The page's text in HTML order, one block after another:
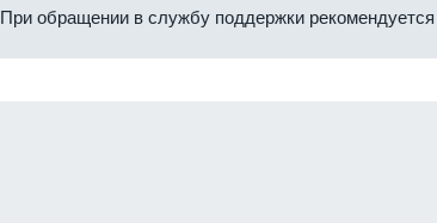
При обращении в службу поддержки